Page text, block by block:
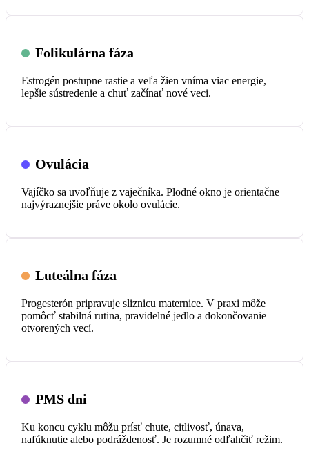
Folikulárna fáza
Estrogén postupne rastie a veľa žien vníma viac energie,
lepšie sústredenie a chuť začínať nové veci.
Ovulácia
Vajíčko sa uvoľňuje z vaječníka. Plodné okno je orientačne
najvýraznejšie práve okolo ovulácie.
Luteálna fáza
Progesterón pripravuje sliznicu maternice. V praxi môže
pomôcť stabilná rutina, pravidelné jedlo a dokončovanie
otvorených vecí.
PMS dni
Ku koncu cyklu môžu prísť chute, citlivosť, únava,
nafúknutie alebo podráždenosť. Je rozumné odľahčiť režim.